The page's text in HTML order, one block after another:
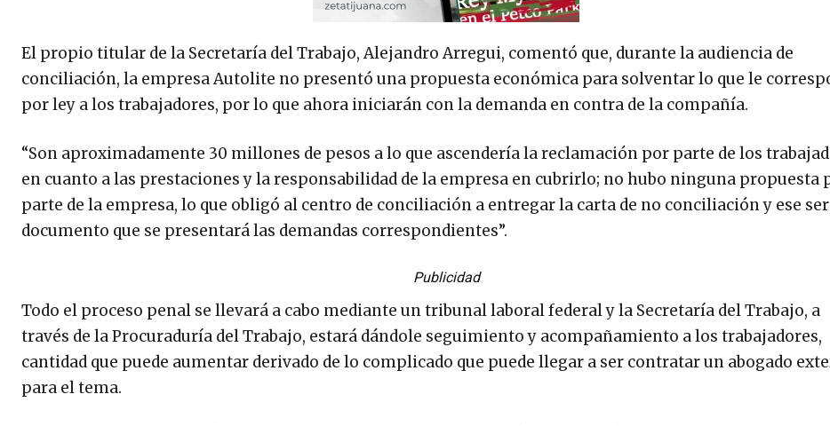
El propio titular de la Secretaría del Trabajo, Alejandro Arregui, comentó que, durante la audiencia de
conciliación, la empresa Autolite no presentó una propuesta económica para solventar lo que le
por ley a los trabajadores, por lo que ahora iniciarán con la demanda en contra de la compañía.
“Son aproximadamente 30 millones de pesos a lo que ascendería la reclamación por parte de los
en cuanto a las prestaciones y la responsabilidad de la empresa en cubrirlo; no hubo ninguna propuesta
parte de la empresa, lo que obligó al centro de conciliación a entregar la carta de no conciliación y ese
documento que se presentará las demandas correspondientes”.
Publicidad
Todo el proceso penal se llevará a cabo mediante un tribunal laboral federal y la Secretaría del Trabajo, a
través de la Procuraduría del Trabajo, estará dándole seguimiento y acompañamiento a los trabajadores,
cantidad que puede aumentar derivado de lo complicado que puede llegar a ser contratar un abogado
para el tema.